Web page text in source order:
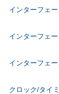
インターフェ
インターフェ
インターフェ
クロック/タイ